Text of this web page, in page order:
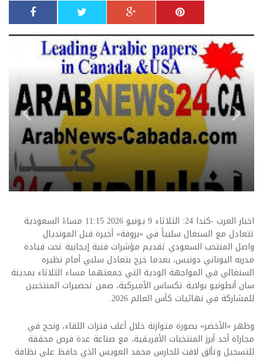
اخبار العرب -كندا 24: الثلاثاء 9 يونيو 2026 11:15 مساءً السعودية
تتعادل مع السنغال سلبياً في «بروفة» أخيرة قبل المونديال
واصل المنتخب السعودي تقديم مؤشرات فنية إيجابية تحت قيادة
مدربه اليوناني دونيس، بعدما خرج بتعادل سلبي أمام نظيره
السنغالي في المواجهة الودية التي جمعتهما مساء الثلاثاء بمدينة
سان أنطونيو بولاية تكساس الأميركية، ضمن تحضيرات المنتخبين
للمشاركة في نهائيات كأس العالم 2026.
وظهر «الأخضر» بصورة متوازنة خلال أغلب فترات اللقاء، ونجح في
مجاراة أحد أبرز المنتخبات الأفريقية، مع صناعة عدة فرص محققة
للتسجيل وتألق لافت للحارس محمد العويس الذي حافظ على نظافة